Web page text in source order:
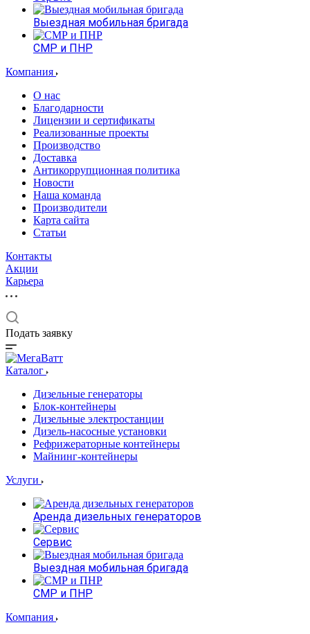
Выездная мобильная бригада
СМР и ПНР
Компания
О нас
Благодарности
Лицензии и сертификаты
Реализованные проекты
Производство
Доставка
Антикоррупционная политика
Новости
Наша команда
Производители
Карта сайта
Статьи
Контакты
Акции
Карьера
Подать заявку
Каталог
Дизельные генераторы
Блок-контейнеры
Дизельные электростанции
Дизель-насосные установки
Рефрижераторные контейнеры
Майнинг-контейнеры
Услуги
Аренда дизельных генераторов
Сервис
Выездная мобильная бригада
СМР и ПНР
Компания